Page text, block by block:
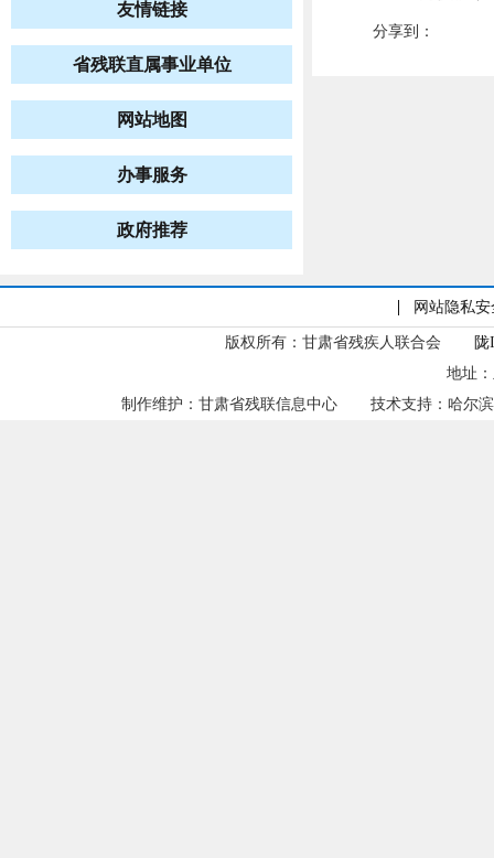
友情链接
省残联直属事业单位
网站地图
办事服务
政府推荐
分享到：
网站隐私安
版权所有：甘肃省残疾人联合会
陇
地址
制作维护：甘肃省残联信息中心
技术支持：哈尔